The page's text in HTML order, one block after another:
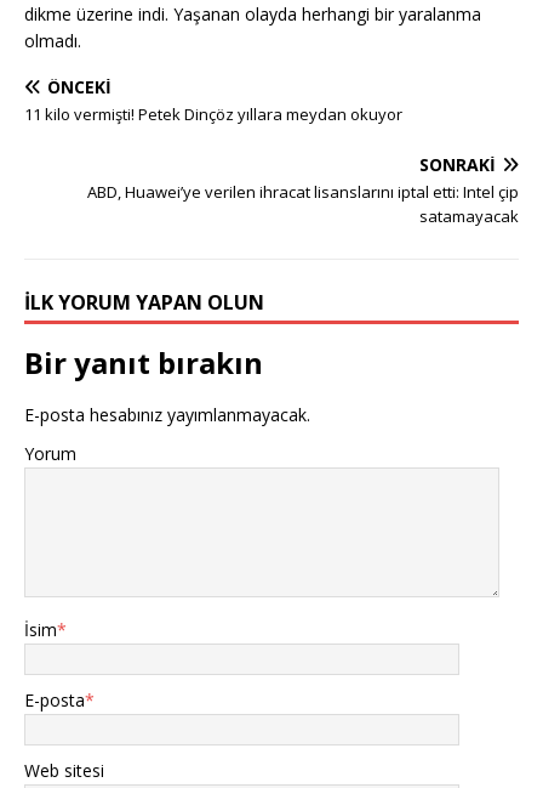
dikme üzerine indi. Yaşanan olayda herhangi bir yaralanma
olmadı.
ÖNCEKI
11 kilo vermişti! Petek Dinçöz yıllara meydan okuyor
SONRAKI
ABD, Huawei’ye verilen ihracat lisanslarını iptal etti: Intel çip
satamayacak
İLK YORUM YAPAN OLUN
Bir yanıt bırakın
E-posta hesabınız yayımlanmayacak.
Yorum
İsim*
E-posta*
Web sitesi